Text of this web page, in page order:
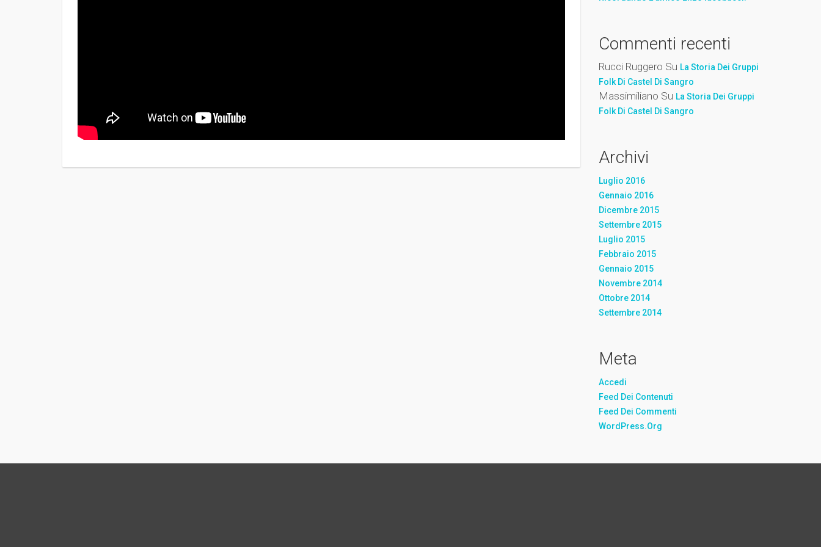
Commenti recenti
Rucci Ruggero Su La Storia Dei Gruppi
Folk Di Castel Di Sangro
Massimiliano Su La Storia Dei Gruppi
Folk Di Castel Di Sangro
Archivi
Luglio 2016
Gennaio 2016
Dicembre 2015
Settembre 2015
Luglio 2015
Febbraio 2015
Gennaio 2015
Novembre 2014
Ottobre 2014
Settembre 2014
Meta
Accedi
Feed Dei Contenuti
Feed Dei Commenti
WordPress.org